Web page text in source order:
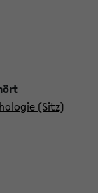
(Sitz)